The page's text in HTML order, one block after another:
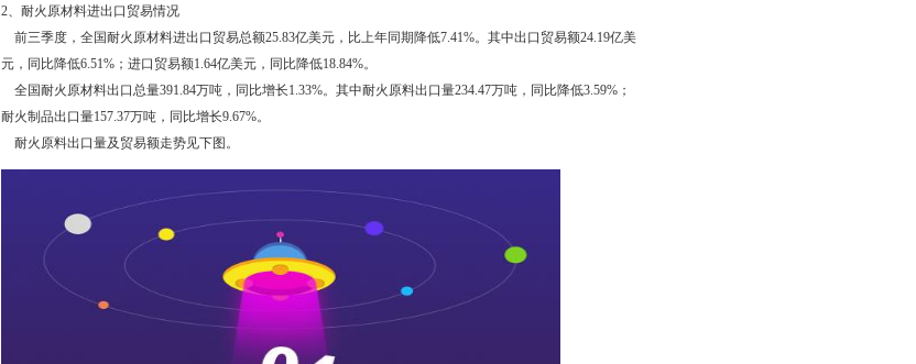
2、耐火原材料进出口贸易情况
前三季度，全国耐火原材料进出口贸易总额25.83亿美元，比上年同期降低7.41%。其中出口贸易额24.19亿美
元，同比降低6.51%；进口贸易额1.64亿美元，同比降低18.84%。
全国耐火原材料出口总量391.84万吨，同比增长1.33%。其中耐火原料出口量234.47万吨，同比降低3.59%；
耐火制品出口量157.37万吨，同比增长9.67%。
耐火原料出口量及贸易额走势见下图。